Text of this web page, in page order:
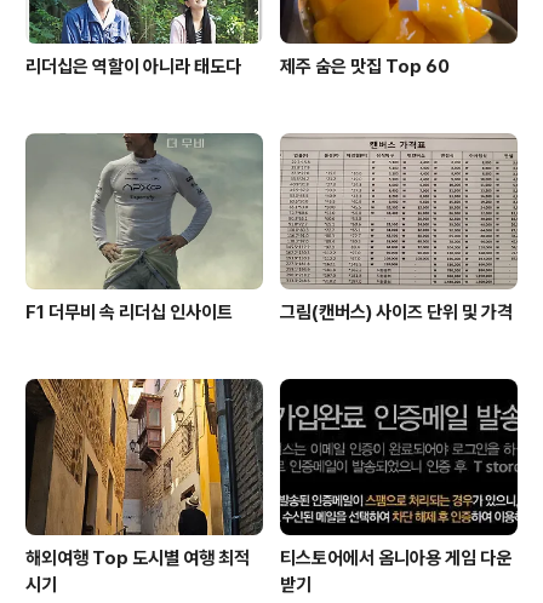
리더십은 역할이 아니라 태도다 제주 숨은 맛집 Top 60
F1 더무비 속 리더십 인사이트 그림(캔버스) 사이즈 단위 및 가격
해외여행 Top 도시별 여행 최적
시기
티스토어에서 옴니아용 게임 다운
받기